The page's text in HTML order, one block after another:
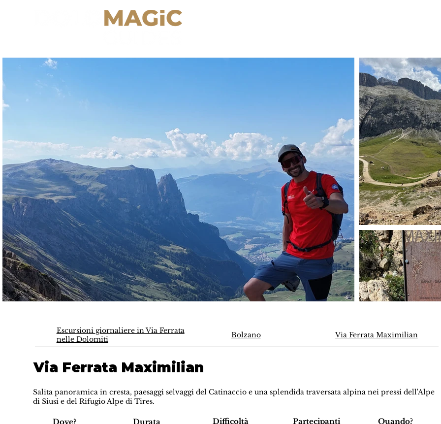
Escursioni giornaliere in Via Ferrata
nelle Dolomiti
Bolzano Via Ferrata Maximilian
Via Ferrata Maximilian
Salita panoramica in cresta, paesaggi selvaggi del Catinaccio e una splendida traversata alpina nei pressi dell'Alpe
di Siusi e del Rifugio Alpe di Tires.
Dove? Durata Difficoltà Partecipanti Quando?